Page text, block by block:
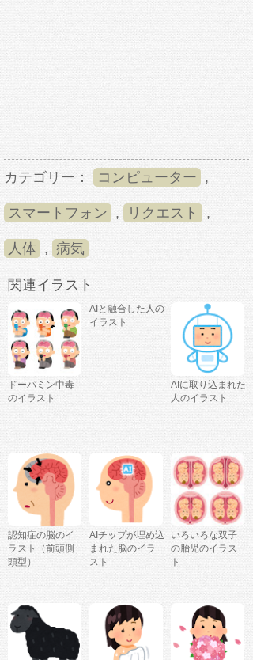
カテゴリー： コンピューター ,
スマートフォン , リクエスト ,
人体 , 病気
関連イラスト
ドーパミン中毒
のイラスト
AIと融合した人の
イラスト
AIに取り込まれた
人のイラスト
認知症の脳のイ
ラスト（前頭側
頭型）
AIチップが埋め込
まれた脳のイラ
スト
いろいろな双子
の胎児のイラス
ト